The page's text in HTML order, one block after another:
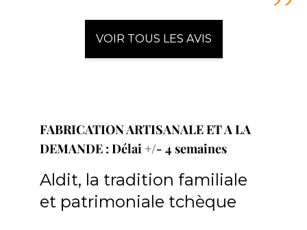
VOIR TOUS LES AVIS
FABRICATION ARTISANALE ET A LA
DEMANDE : Délai +/- 4 semaines
Aldit, la tradition familiale
et patrimoniale tchèque